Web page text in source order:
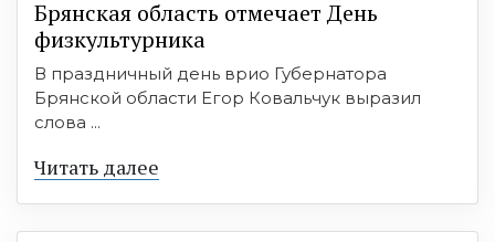
Брянская область отмечает День
физкультурника
В праздничный день врио Губернатора
Брянской области Егор Ковальчук выразил
слова ...
Читать далее